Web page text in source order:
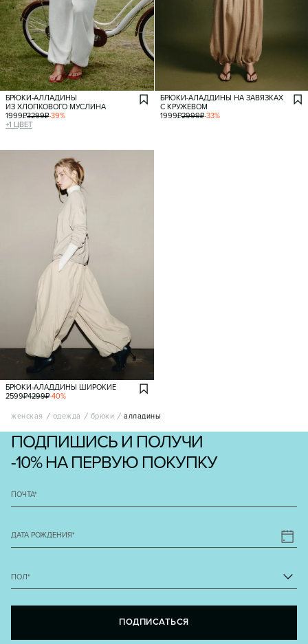
БРЮКИ-АЛЛАДИНЫ
ИЗ ХЛОПКОВОГО МУСЛИНА
1999₽3299₽-39%
+1 ЦВЕТ
БРЮКИ-АЛАДДИНЫ НА ЗАВЯЗКАХ
С КРУЖЕВОМ
1999₽2999₽-33%
БРЮКИ-АЛАДДИНЫ ШИРОКИЕ
2599₽4299₽-40%
женская одежда брюки алладины
ПОДПИШИСЬ И ПОЛУЧИ
-10% НА ПЕРВУЮ ПОКУПКУ
ПОЧТА*
ДАТА РОЖДЕНИЯ*
ПОЛ*
ПОДПИСАТЬСЯ